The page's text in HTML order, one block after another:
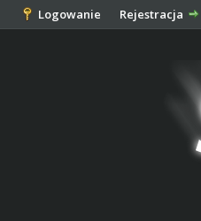
Logowanie Rejestracja